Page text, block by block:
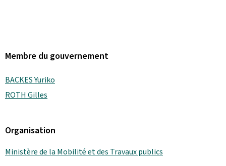
Membre du gouvernement
BACKES Yuriko
ROTH Gilles
Organisation
Ministère de la Mobilité et des Travaux publics